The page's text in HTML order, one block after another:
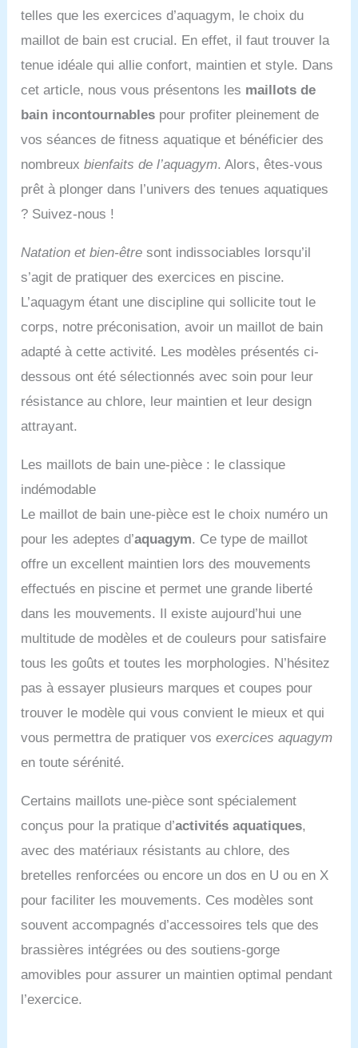
telles que les exercices d’aquagym, le choix du
maillot de bain est crucial. En effet, il faut trouver la
tenue idéale qui allie confort, maintien et style. Dans
cet article, nous vous présentons les maillots de
bain incontournables pour profiter pleinement de
vos séances de fitness aquatique et bénéficier des
nombreuxbienfaits de l’aquagym. Alors, êtes-vous
prêt à plonger dans l’univers des tenues aquatiques
? Suivez-nous !
Natation et bien-être sont indissociables lorsqu’il
s’agit de pratiquer des exercices en piscine.
L’aquagym étant une discipline qui sollicite tout le
corps, notre préconisation, avoir un maillot de bain
adapté à cette activité. Les modèles présentés ci-
dessous ont été sélectionnés avec soin pour leur
résistance au chlore, leur maintien et leur design
attrayant.
Les maillots de bain une-pièce : le classique
indémodable
Le maillot de bain une-pièce est le choix numéro un
pour les adeptes d’aquagym. Ce type de maillot
offre un excellent maintien lors des mouvements
effectués en piscine et permet une grande liberté
dans les mouvements. Il existe aujourd’hui une
multitude de modèles et de couleurs pour satisfaire
tous les goûts et toutes les morphologies. N’hésitez
pas à essayer plusieurs marques et coupes pour
trouver le modèle qui vous convient le mieux et qui
vous permettra de pratiquer vosexercices aquagym
en toute sérénité.
Certains maillots une-pièce sont spécialement
conçus pour la pratique d’activités aquatiques,
avec des matériaux résistants au chlore, des
bretelles renforcées ou encore un dos en U ou en X
pour faciliter les mouvements. Ces modèles sont
souvent accompagnés d’accessoires tels que des
brassières intégrées ou des soutiens-gorge
amovibles pour assurer un maintien optimal pendant
l’exercice.